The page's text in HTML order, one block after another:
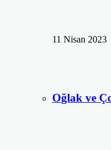
11 Nisan 2023
Oğlak ve